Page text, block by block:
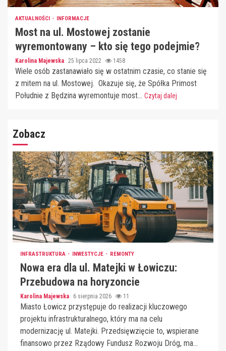
AKTUALNOŚCI INFORMACJE
Most na ul. Mostowej zostanie
wyremontowany – kto się tego podejmie?
Karolina Majewska 25 lipca 2022 1458
Wiele osób zastanawiało się w ostatnim czasie, co stanie się
z mitem na ul. Mostowej. Okazuje się, że Spółka Primost
Południe z Będzina wyremontuje most... Czytaj dalej
Zobacz
INFRASTRUKTURA INWESTYCJE REMONTY
Nowa era dla ul. Matejki w Łowiczu:
Przebudowa na horyzoncie
Karolina Majewska 6 sierpnia 2026 11
Miasto Łowicz przystępuje do realizacji kluczowego
projektu infrastrukturalnego, który ma na celu
modernizację ul. Matejki. Przedsięwzięcie to, wspierane
finansowo przez Rządowy Fundusz Rozwoju Dróg, ma...